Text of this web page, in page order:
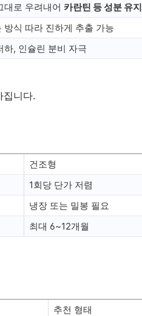
대로 우려내어 카란틴 등 성분 유지
방식 따라 진하게 추출 가능
하, 인슐린 분비 자극
집니다.
건조형
1회당 단가 저렴
냉장 또는 밀봉 필요
최대 6~12개월
추천 형태